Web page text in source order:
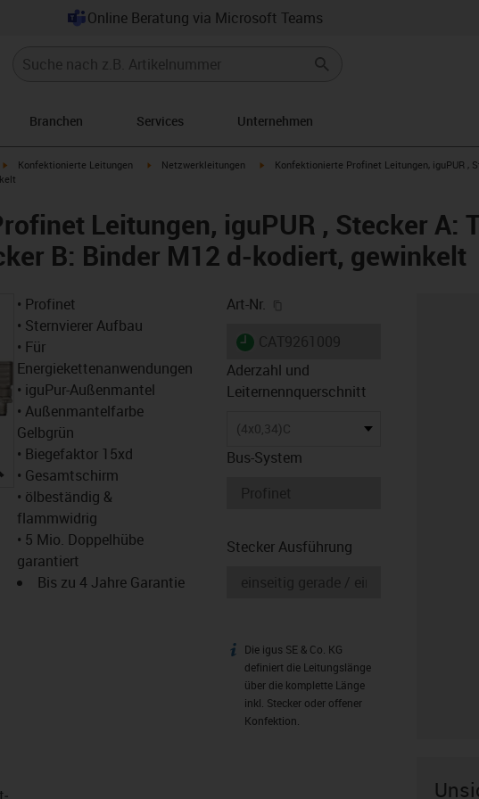
Online Beratung via Microsoft Teams
Branchen Services Unternehmen
igus-icon-arrow-right
Konfektionierte Leitungen igus-icon-arrow-right
Netzwerkleitungen igus-icon-arrow-right
Konfektionierte Profinet Leitungen, iguPUR ,
Leitungen, iguPUR , Stecker A:
B: Binder M12 d-kodiert, gewinkelt
igus-icon-lupe
• Profinet
• Sternvierer Aufbau
• Für
Energiekettenanwendungen
• iguPur-Außenmantel
• Außenmantelfarbe
Gelbgrün
• Biegefaktor 15xd
• Gesamtschirm
• ölbeständig &
flammwidrig
• 5 Mio. Doppelhübe
garantiert
Bis zu 4 Jahre Garantie
Art-Nr.
igus-icon-lieferzeit
Aderzahl und
Leiternennquerschnitt
(4x0,34)C
Bus-System
Stecker Ausführung
igus-icon-info
Die igus SE & Co. KG
definiert die Leitungslänge
über die komplette Länge
inkl. Stecker oder offener
Konfektion.